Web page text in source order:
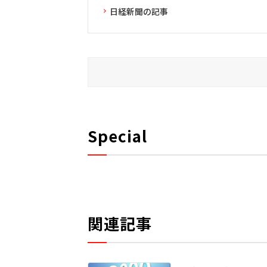
日経新聞の記事
Special
関連記事